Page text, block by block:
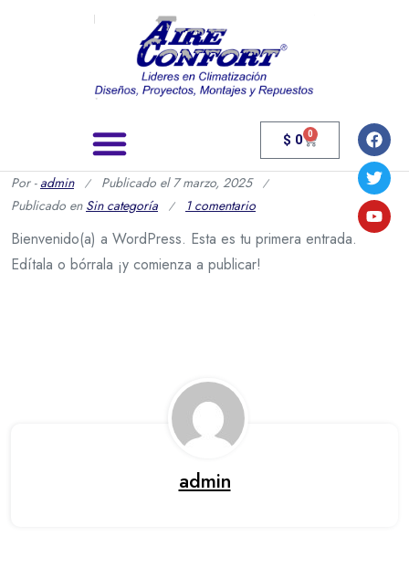
$ 0 0
Por -admin Publicado el7 marzo, 2025
Publicado en Sin categoría 1 comentario
Bienvenido(a) a WordPress. Esta es tu primera entrada.
Edítala o bórrala ¡y comienza a publicar!
admin